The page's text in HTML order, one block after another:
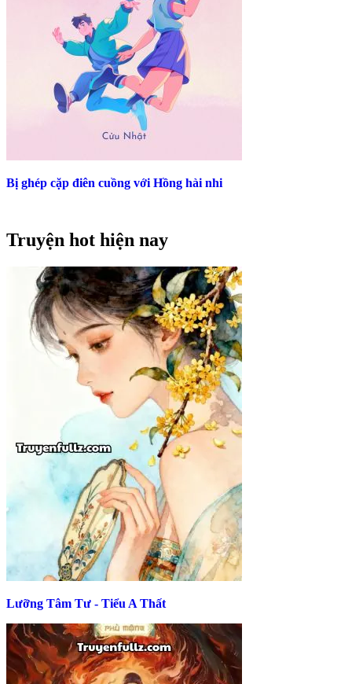
Bị ghép cặp điên cuồng với Hồng hài nhi
Truyện hot hiện nay
Lưỡng Tâm Tư - Tiểu A Thất